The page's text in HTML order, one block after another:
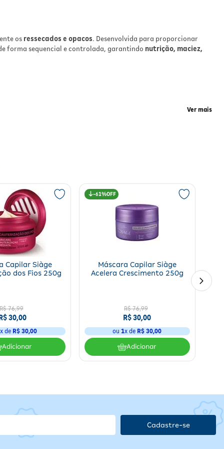
os ressecados e opacos. Desenvolvida para proporcionar
forma sequencial e controlada, garantindo nutrição, maciez,
dos fios. O toque sedoso e a aparência de salão são
5 minutos
para máxima hidratação. Enxágue bem e finalize com
suspender o uso e procurar orientação médica.
direta.
Ver mais
Capilar Siàge
dos Fios 250g
76,99
30,00
x de R$ 30,00
Adicionar
61%
Máscara Capilar Siàge
Acelera Crescimento 250g
R$ 76,99
R$30,00
ou1x de R$ 30,00
Adicionar
Cadastre-se